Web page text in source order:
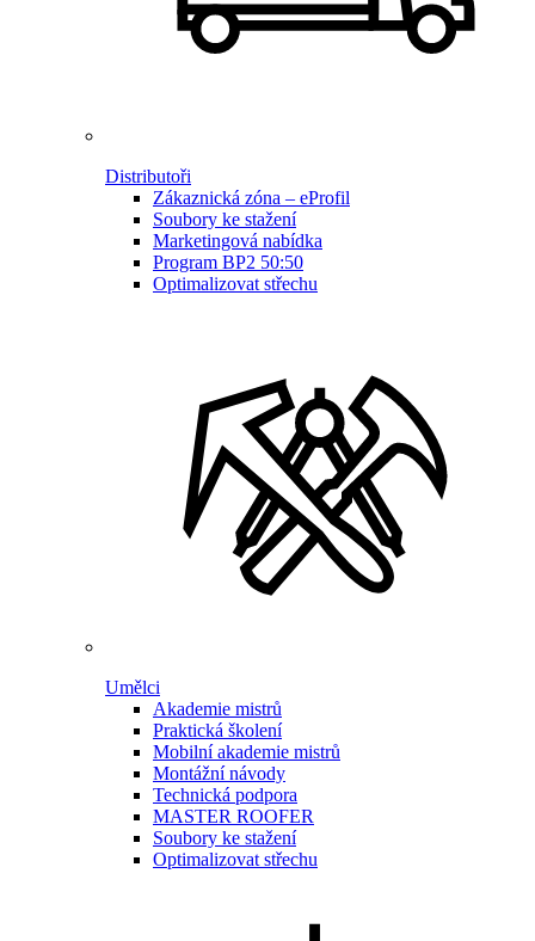
Distributoři
Zákaznická zóna – eProfil
Soubory ke stažení
Marketingová nabídka
Program BP2 50:50
Optimalizovat střechu
Umělci
Akademie mistrů
Praktická školení
Mobilní akademie mistrů
Montážní návody
Technická podpora
MASTER ROOFER
Soubory ke stažení
Optimalizovat střechu